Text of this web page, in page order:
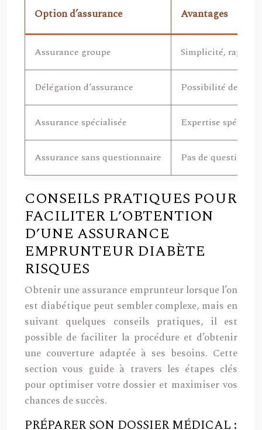
Option d’assurance Avantages
Assurance groupe Simplicité, rapidité
Délégation d’assurance Possibilité de
Assurance spécialisée Expertise
Assurance sans questionnaire Pas de
CONSEILS PRATIQUES POUR
FACILITER L’OBTENTION
D’UNE ASSURANCE
EMPRUNTEUR DIABÈTE
RISQUES
Obtenir une assurance emprunteur lorsque l’on
est diabétique peut sembler complexe, mais en
suivant quelques conseils pratiques, il est
possible de faciliter la procédure et d’obtenir
une couverture adaptée à ses besoins. Cette
section vous guide à travers les étapes clés
pour optimiser votre dossier et maximiser vos
chances de succès.
PRÉPARER SON DOSSIER MÉDICAL :